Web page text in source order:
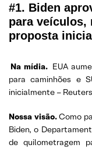
#1. Biden
para veículos,
proposta inicial
Na mídia. EUA
para caminhões e
inicialmente –
Nossa visão.Como
Biden, o
de quilometragem